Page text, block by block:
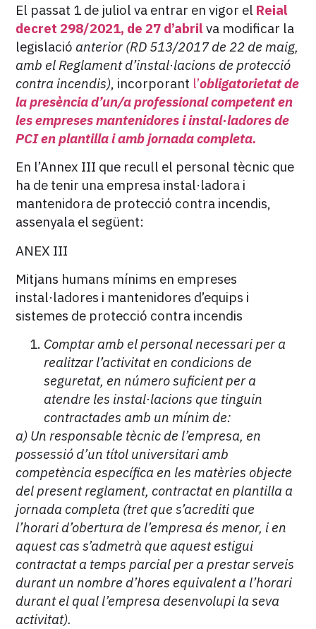
El passat 1 de juliol va entrar en vigor el Reial
decret 298/2021, de 27 d’abrilva modificar la
legislació anterior (RD 513/2017 de 22 de maig,
amb el Reglament d’instal·lacions de protecció
contra incendis), incorporant l’obligatorietat de
la presència d’un/a professional competent en
les empreses mantenidores i instal·ladores de
PCI en plantilla i amb jornada completa.
En l’Annex III que recull el personal tècnic que
ha de tenir una empresa instal·ladora i
mantenidora de protecció contra incendis,
assenyala el següent:
ANEX III
Mitjans humans mínims en empreses
instal·ladores i mantenidores d’equips i
sistemes de protecció contra incendis
Comptar amb el personal necessari per a
realitzar l’activitat en condicions de
seguretat, en número suficient per a
atendre les instal·lacions que tinguin
contractades amb un mínim de:
a) Un responsable tècnic de l’empresa, en
possessió d’un títol universitari amb
competència específica en les matèries objecte
del present reglament, contractat en plantilla a
jornada completa (tret que s’acrediti que
l’horari d’obertura de l’empresa és menor, i en
aquest cas s’admetrà que aquest estigui
contractat a temps parcial per a prestar serveis
durant un nombre d’hores equivalent a l’horari
durant el qual l’empresa desenvolupi la seva
activitat).